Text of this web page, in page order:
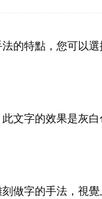
的特點，您可以
文字的效果是灰
做字的手法，視覺